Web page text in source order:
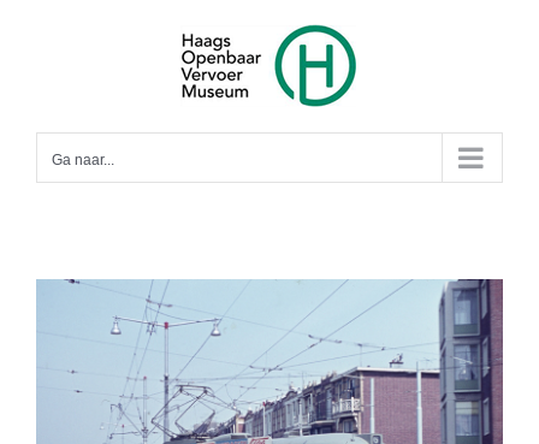
Ga naar...